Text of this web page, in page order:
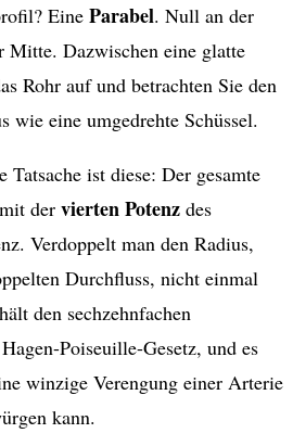
Eine Parabel. Null an der
Dazwischen eine glatte
Rohr auf und betrachten Sie den
wie eine umgedrehte Schüssel.
ist diese: Der gesamte
der vierten Potenz des
Verdoppelt man den Radius,
Durchfluss, nicht einmal
den sechzehnfachen
Poiseuille-Gesetz, und es
winzige Verengung einer Arterie
kann.